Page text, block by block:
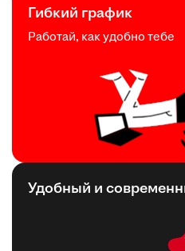
Гибкий график
Работай, как удобно тебе
Удобный и